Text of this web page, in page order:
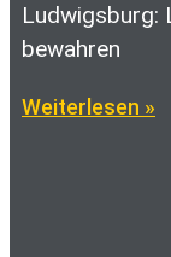
Ludwigsburg:
bewahren
Weiterlesen »